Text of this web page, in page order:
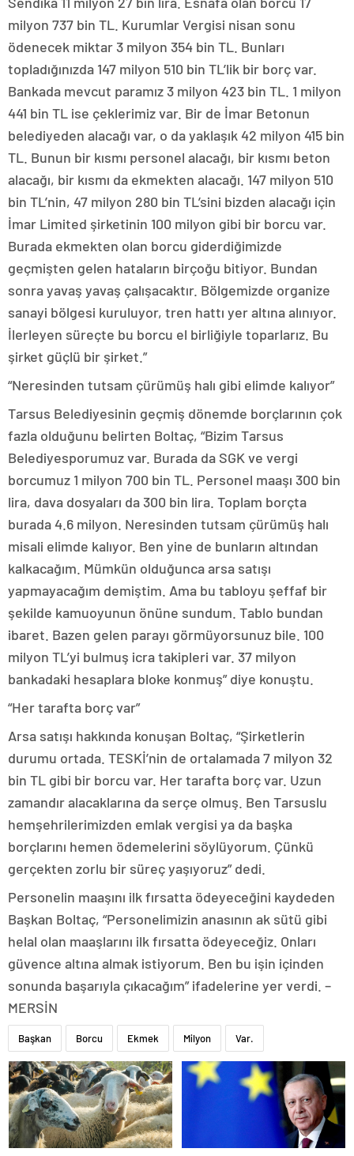
milyon 737 bin TL. Kurumlar Vergisi nisan sonu
ödenecek miktar 3 milyon 354 bin TL. Bunları
topladığınızda 147 milyon 510 bin TL’lik bir borç var.
Bankada mevcut paramız 3 milyon 423 bin TL. 1 milyon
441 bin TL ise çeklerimiz var. Bir de İmar Betonun
belediyeden alacağı var, o da yaklaşık 42 milyon 415 bin
TL. Bunun bir kısmı personel alacağı, bir kısmı beton
alacağı, bir kısmı da ekmekten alacağı. 147 milyon 510
bin TL’nin, 47 milyon 280 bin TL’sini bizden alacağı için
İmar Limited şirketinin 100 milyon gibi bir borcu var.
Burada ekmekten olan borcu giderdiğimizde
geçmişten gelen hataların birçoğu bitiyor. Bundan
sonra yavaş yavaş çalışacaktır. Bölgemizde organize
sanayi bölgesi kuruluyor, tren hattı yer altına alınıyor.
İlerleyen süreçte bu borcu el birliğiyle toparlarız. Bu
şirket güçlü bir şirket.”
“Neresinden tutsam çürümüş halı gibi elimde kalıyor”
Tarsus Belediyesinin geçmiş dönemde borçlarının çok
fazla olduğunu belirten Boltaç, “Bizim Tarsus
Belediyesporumuz var. Burada da SGK ve vergi
borcumuz 1 milyon 700 bin TL. Personel maaşı 300 bin
lira, dava dosyaları da 300 bin lira. Toplam borçta
burada 4.6 milyon. Neresinden tutsam çürümüş halı
misali elimde kalıyor. Ben yine de bunların altından
kalkacağım. Mümkün olduğunca arsa satışı
yapmayacağım demiştim. Ama bu tabloyu şeffaf bir
şekilde kamuoyunun önüne sundum. Tablo bundan
ibaret. Bazen gelen parayı görmüyorsunuz bile. 100
milyon TL’yi bulmuş icra takipleri var. 37 milyon
bankadaki hesaplara bloke konmuş” diye konuştu.
“Her tarafta borç var”
Arsa satışı hakkında konuşan Boltaç, “Şirketlerin
durumu ortada. TESKİ’nin de ortalamada 7 milyon 32
bin TL gibi bir borcu var. Her tarafta borç var. Uzun
zamandır alacaklarına da serçe olmuş. Ben Tarsuslu
hemşehrilerimizden emlak vergisi ya da başka
borçlarını hemen ödemelerini söylüyorum. Çünkü
gerçekten zorlu bir süreç yaşıyoruz” dedi.
Personelin maaşını ilk fırsatta ödeyeceğini kaydeden
Başkan Boltaç, “Personelimizin anasının ak sütü gibi
helal olan maaşlarını ilk fırsatta ödeyeceğiz. Onları
güvence altına almak istiyorum. Ben bu işin içinden
sonunda başarıyla çıkacağım” ifadelerine yer verdi. –
MERSİN
Başkan Borcu Ekmek Milyon Var.